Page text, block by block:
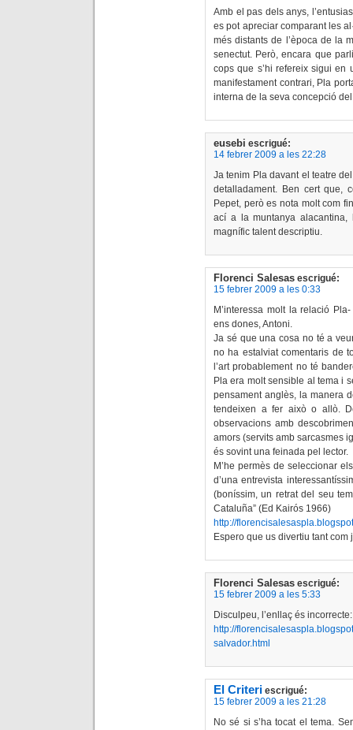
Amb el pas dels anys,
es pot apreciar comparant les
més distants de l’època de la
senectut. Però, encara que
cops que s’hi refereix sigui
manifestament contrari, Pla
interna de la seva concepció
eusebi escrigué:
14 febrer 2009 a les 22:28
Ja tenim Pla davant el teatre
detalladament. Ben cert que,
Pepet, però es nota molt com
ací a la muntanya
magnífic talent descriptiu.
Florenci Salesas escrigué:
15 febrer 2009 a les 0:33
M’interessa molt la relació
ens dones, Antoni.
Ja sé que una cosa no té a
no ha estalviat comentaris de
l’art probablement no té
Pla era molt sensible al tema i
pensament anglès, la manera
tendeixen a fer això o allò.
observacions amb
amors (servits amb sarcasmes
és sovint una feinada pel lector.
M’he permès de seleccionar
d’una entrevista
(boníssim, un retrat del seu
Cataluña” (Ed Kairós 1966)
http://
Espero que us divertiu tant com
Florenci Salesas escrigué:
15 febrer 2009 a les 5:33
Disculpeu, l’enllaç és incorrecte:
http://
salvador.html
El Criteri escrigué:
15 febrer 2009 a les 21:28
No sé si s’ha tocat el tema.